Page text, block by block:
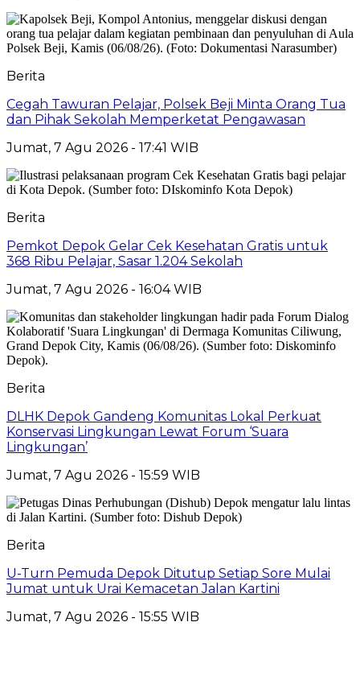
Berita
Cegah Tawuran Pelajar, Polsek Beji Minta Orang Tua
dan Pihak Sekolah Memperketat Pengawasan
Jumat, 7 Agu 2026 - 17:41 WIB
Berita
Pemkot Depok Gelar Cek Kesehatan Gratis untuk
368 Ribu Pelajar, Sasar 1.204 Sekolah
Jumat, 7 Agu 2026 - 16:04 WIB
Berita
DLHK Depok Gandeng Komunitas Lokal Perkuat
Konservasi Lingkungan Lewat Forum ‘Suara
Lingkungan’
Jumat, 7 Agu 2026 - 15:59 WIB
Berita
U-Turn Pemuda Depok Ditutup Setiap Sore Mulai
Jumat untuk Urai Kemacetan Jalan Kartini
Jumat, 7 Agu 2026 - 15:55 WIB